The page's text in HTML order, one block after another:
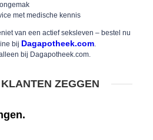
met medische kennis
van een actief seksleven – bestel nu
bij Dagapotheek.com.
bij Dagapotheek.com.
ZEGGEN